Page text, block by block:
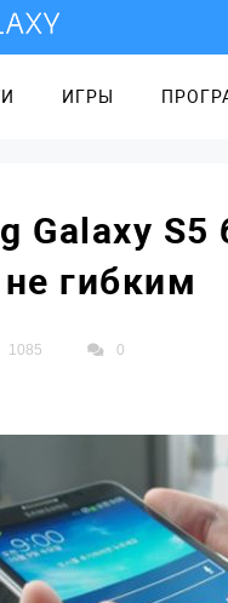
ИГРЫ
Galaxy
гибким
1085 0